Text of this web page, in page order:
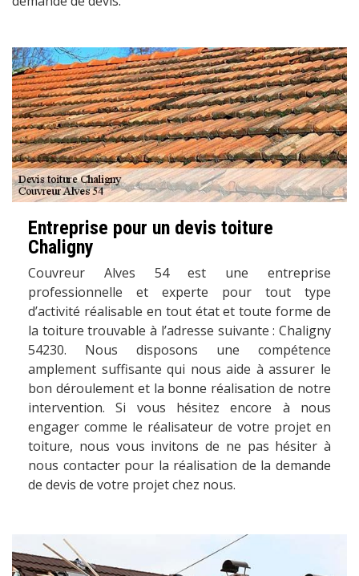
Entreprise pour un devis toiture
Chaligny
Couvreur Alves 54 est une entreprise
professionnelle et experte pour tout type
d’activité réalisable en tout état et toute forme de
la toiture trouvable à l’adresse suivante : Chaligny
54230. Nous disposons une compétence
amplement suffisante qui nous aide à assurer le
bon déroulement et la bonne réalisation de notre
intervention. Si vous hésitez encore à nous
engager comme le réalisateur de votre projet en
toiture, nous vous invitons de ne pas hésiter à
nous contacter pour la réalisation de la demande
de devis de votre projet chez nous.